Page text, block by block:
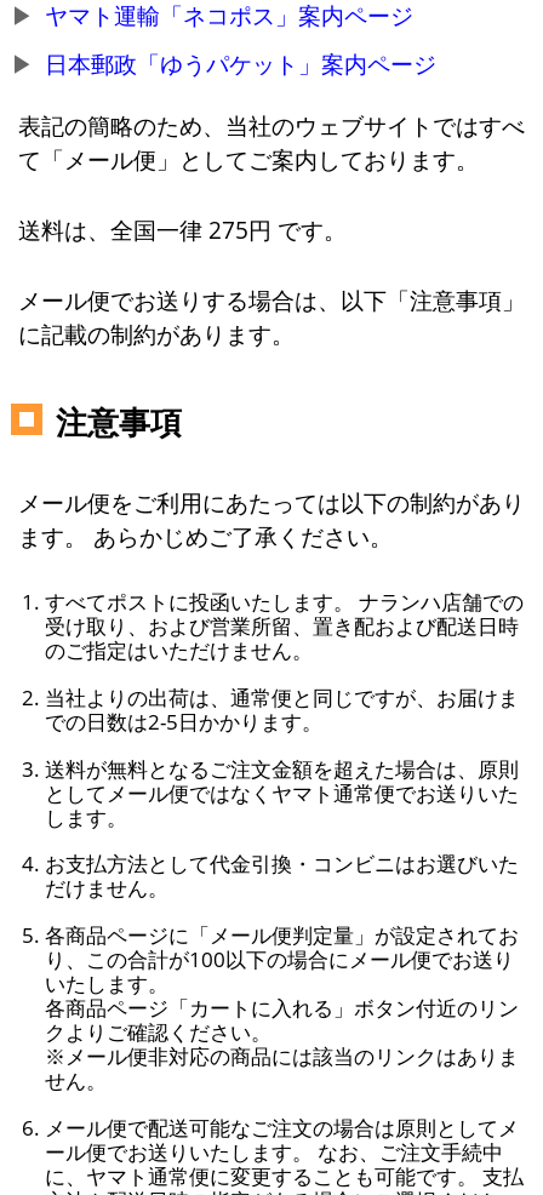
ヤマト運輸「ネコポス」案内ページ
日本郵政「ゆうパケット」案内ページ
表記の簡略のため、当社のウェブサイトではすべ
て「メール便」としてご案内しております。
送料は、全国一律 275円 です。
メール便でお送りする場合は、以下「注意事項」
に記載の制約があります。
注意事項
メール便をご利用にあたっては以下の制約があり
ます。 あらかじめご了承ください。
すべてポストに投函いたします。 ナランハ店舗での
受け取り、および営業所留、置き配および配送日時
のご指定はいただけません。
当社よりの出荷は、通常便と同じですが、お届けま
での日数は2-5日かかります。
送料が無料となるご注文金額を超えた場合は、原則
としてメール便ではなくヤマト通常便でお送りいた
します。
お支払方法として代金引換・コンビニはお選びいた
だけません。
各商品ページに「メール便判定量」が設定されてお
り、この合計が100以下の場合にメール便でお送り
いたします。
各商品ページ「カートに入れる」ボタン付近のリン
クよりご確認ください。
※メール便非対応の商品には該当のリンクはありま
せん。
メール便で配送可能なご注文の場合は原則としてメ
ール便でお送りいたします。 なお、ご注文手続中
に、ヤマト通常便に変更することも可能です。 支払